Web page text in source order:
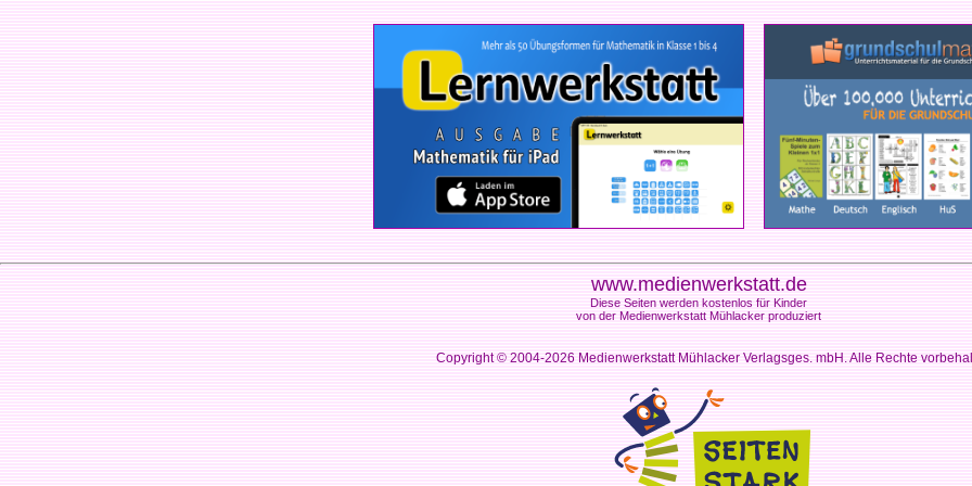
www.medienwerkstatt.de
Diese Seiten werden kostenlos für Kinder
von der Medienwerkstatt Mühlacker produziert
Copyright © 2004-2026Medienwerkstatt Mühlacker Verlagsges. mbH. Alle Rechte